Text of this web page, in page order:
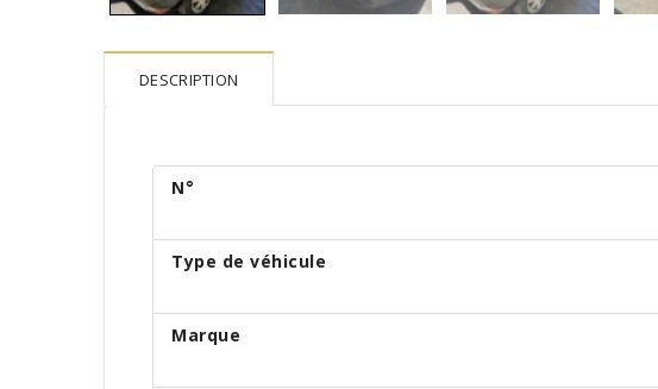
DESCRIPTION
N°
Type de véhicule
Marque